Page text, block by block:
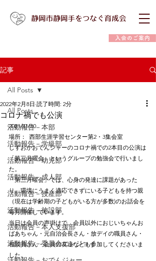
入会のご案内
静岡市静岡手をつなぐ育成会
記事
All Posts
活動報告－本部
活動報告－学級部
活動報告－幼児部
活動報告－成人部
活動報告－授産部
活動報告－施設部
活動報告－本人支援部
活動報告－委員会エンジョイ
All Posts
コロナ禍でも公演
2022年2月8日 読了時間: 2分
2021/11/30
場所：  西部生涯学習センター第2・3集会室
しずおかおでんジャーのコロナ禍での2本目の公演は
「第三月曜会」というグループの勉強会で行いまし
た。
「第三月曜会」では、心身の発達に課題があった
り、環境にうまく適応できずにいる子どもを持つ親
（現在は学齢期の子どもがいる方が多数)のお話会を
毎月開催しています。
当日は会員の声掛けで、会員以外におじいちゃんお
ばあちゃん・元自治会長さん・放デイの職員さん・
相談員さん・会員の友達なども参加してくださいま
した。